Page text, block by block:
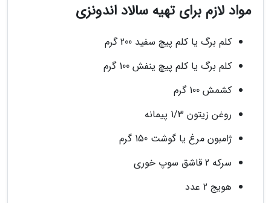
مواد لازم برای تهیه سالاد اندونزی
کلم برگ یا کلم پیچ سفید 200 گرم
کلم برگ یا کلم پیچ ینفش 100 گرم
کشمش 100 گرم
روغن زیتون 1/3 پیمانه
ژامبون مرغ یا گوشت 150 گرم
سرکه 2 قاشق سوپ خوری
هویج 2 عدد